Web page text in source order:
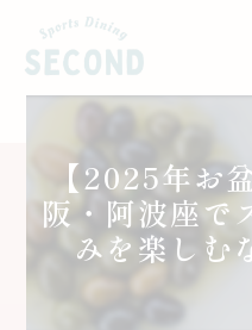
【2025年お
阪・阿波座で
みを楽しむ